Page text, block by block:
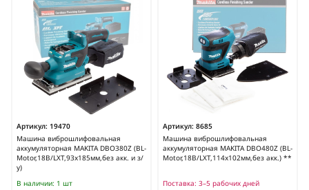
Артикул: 19470
Машина виброшлифовальная
аккумуляторная MAKITA DBO380Z (BL-
Motor,18В/LXT,93х185мм,без акк. и з/
у)
В наличии: 1 шт
Артикул: 8685
Машина виброшлифовальная
аккумуляторная MAKITA DBO480Z (BL-
Motor,18В/LXT,114х102мм,без акк.) **
Поставка: 3–5 рабочих дней